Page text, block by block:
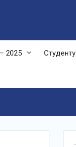
2025 Студенту